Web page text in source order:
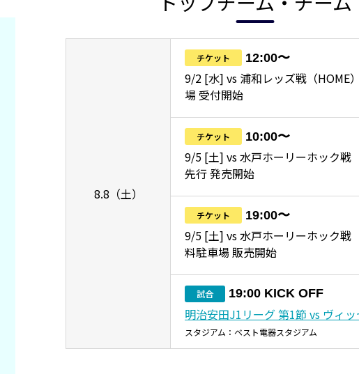
8.8（土）
チケット 12:00〜
9/2 [水] vs 浦和レッズ戦（HOME
場 受付開始
チケット 10:00〜
9/5 [土] vs 水戸ホーリーホック戦
先行 発売開始
チケット 19:00〜
9/5 [土] vs 水戸ホーリーホック戦
料駐車場 販売開始
試合 19:00 KICK OFF
明治安田J1リーグ 第1節 vs ヴィ
スタジアム：ベスト電器スタジアム